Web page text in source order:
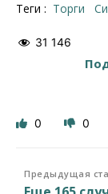
Теги : торги
31 146
0 0
Предыдущая